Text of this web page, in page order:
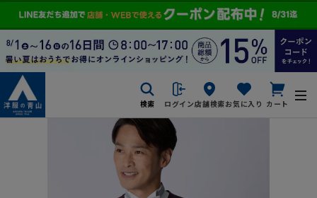
検索 ログイン店舗検索お気に入り カート